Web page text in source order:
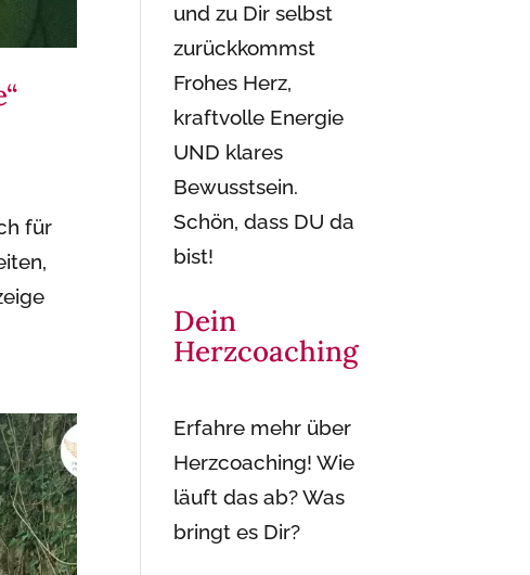
für
und zu Dir selbst
zurückkommst
Frohes Herz,
kraftvolle Energie
UND klares
Bewusstsein.
Schön, dass DU da
bist!
Dein
Herzcoaching
Erfahre mehr über
Herzcoaching! Wie
läuft das ab? Was
bringt es Dir?